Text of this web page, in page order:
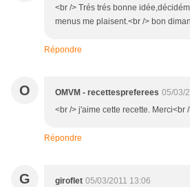
<br /> Trés trés bonne
menus me plaisent.<br /> bon
Répondre
O OMVM - recettespreferees 05/03/
<br /> j'aime cette recette. Merci<br
Répondre
G giroflet 05/03/2011 13:06